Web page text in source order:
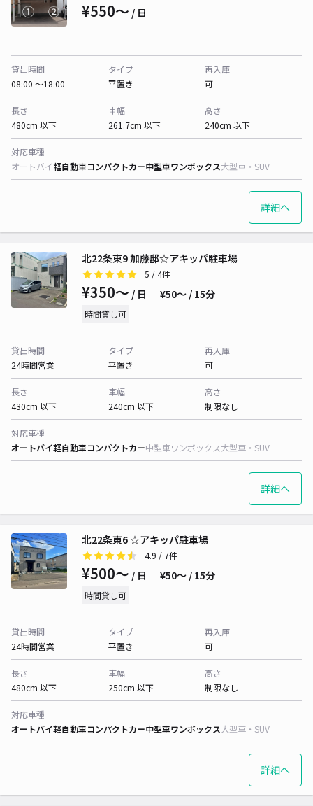
¥550〜 / 日
貸出時間
08:00 〜18:00
タイプ
平置き
再入庫
可
長さ
480cm 以下
車幅
261.7cm 以下
高さ
240cm 以下
対応車種
オートバイ軽自動車コンパクトカー中型車ワンボックス大型車・SUV
詳細へ
北22条東9 加藤邸☆アキッパ駐車場
5 / 4件
¥350〜 / 日 ¥50〜 / 15分
時間貸し可
貸出時間
24時間営業
タイプ
平置き
再入庫
可
長さ
430cm 以下
車幅
240cm 以下
高さ
制限なし
対応車種
オートバイ軽自動車コンパクトカー中型車ワンボックス大型車・SUV
詳細へ
北22条東6 ☆アキッパ駐車場
4.9 / 7件
¥500〜 / 日 ¥50〜 / 15分
時間貸し可
貸出時間
24時間営業
タイプ
平置き
再入庫
可
長さ
480cm 以下
車幅
250cm 以下
高さ
制限なし
対応車種
オートバイ軽自動車コンパクトカー中型車ワンボックス大型車・SUV
詳細へ